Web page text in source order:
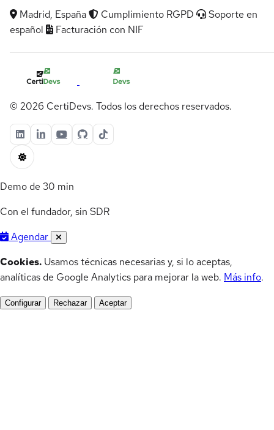
Madrid, España Cumplimiento RGPD
Soporte en
español
Facturación con NIF
© 2026 CertiDevs. Todos los derechos reservados.
Demo de 30 min
Con el fundador, sin SDR
Agendar
Cookies. Usamos técnicas necesarias y, si lo aceptas,
analíticas de Google Analytics para mejorar la web. Más info.
Configurar Rechazar Aceptar